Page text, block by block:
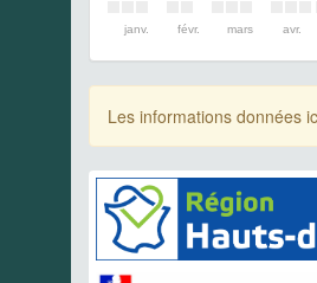
janv. févr. mars avr.
Les informations données